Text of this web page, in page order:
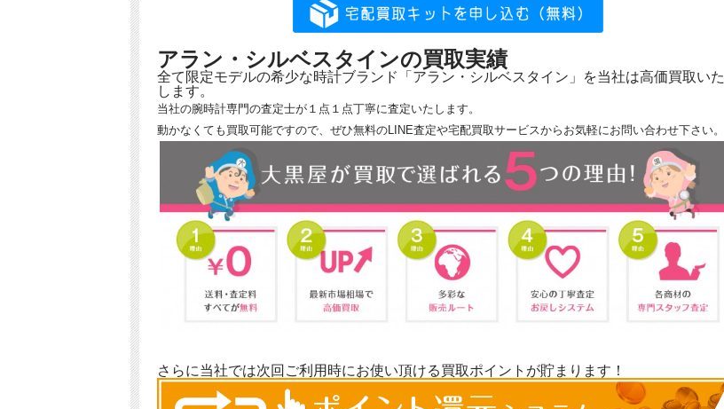
アラン・シルベスタインの買取実績
全て限定モデルの希少な時計ブランド「アラン・シルベスタイン」を当社は高価買取いた
します。
当社の腕時計専門の査定士が１点１点丁寧に査定いたします。
動かなくても買取可能ですので、ぜひ無料のLINE査定や宅配買取サービスからお気軽にお問い合わせ下さい。
さらに当社では次回ご利用時にお使い頂ける買取ポイントが貯まります！